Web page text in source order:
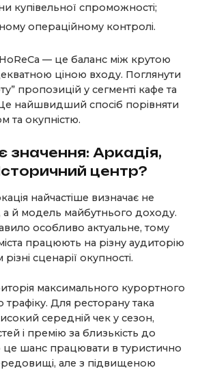
купівельної спроможності;
операційному контролі.
— це баланс між крутою
ціною входу. Поглянути
пропозицій у сегменті кафе та
найшвидший спосіб порівняти
та окупністю.
значення: Аркадія,
центр?
найчастіше визначає не
а й модель майбутнього доходу.
особливо актуальне, тому
працюють на різну аудиторію
сценарії окупності.
максимального курортного
Для ресторану така
середній чек у сезон,
і премію за близькість до
шанс працювати в туристично
але з підвищеною